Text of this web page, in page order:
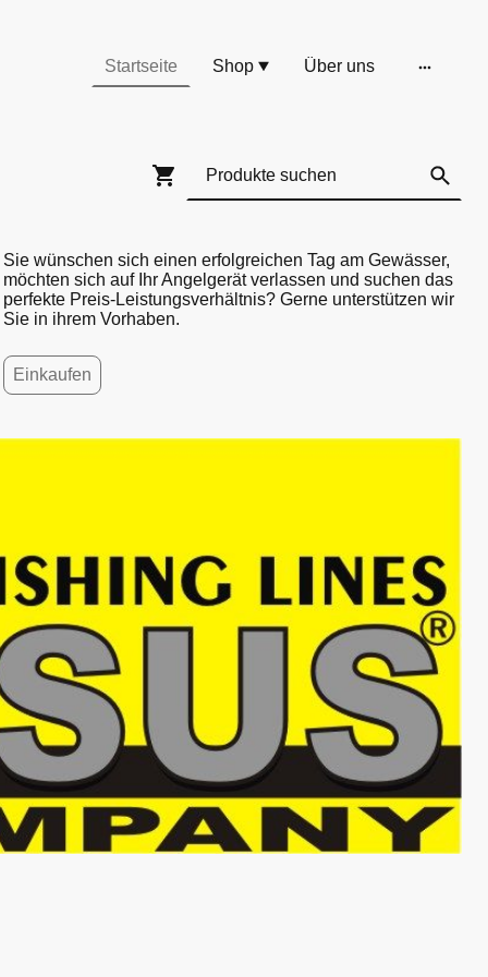
Startseite Shop Über uns
Sie wünschen sich einen erfolgreichen Tag am Gewässer,
möchten sich auf Ihr Angelgerät verlassen und suchen das
perfekte Preis-Leistungsverhältnis? Gerne unterstützen wir
Sie in ihrem Vorhaben.
Einkaufen